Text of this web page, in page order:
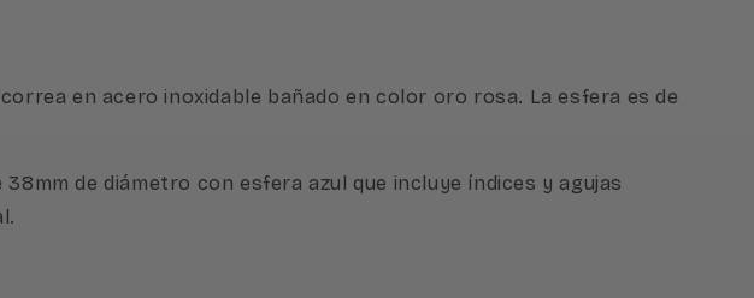
en acero inoxidable bañado en color oro rosa. La esfera es de
de diámetro con esfera azul que incluye índices y agujas